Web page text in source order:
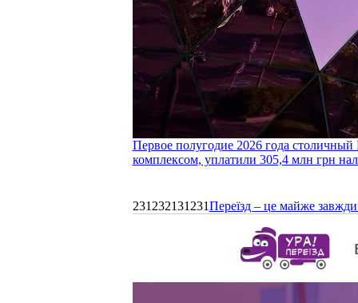
Первое полугодие 2026 года
комплексом, уплатили 305,4 млн грн
231232131231Переїзд – це майже